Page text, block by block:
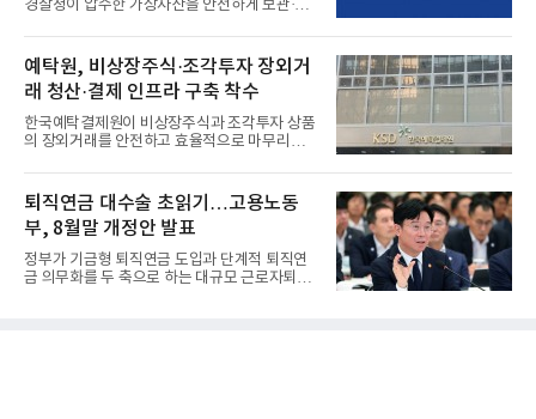
경찰청이 압수한 가상자산을 안전하게 보관·관
예탁원, 비상장주식·조각투자 장외거
래 청산·결제 인프라 구축 착수
한국예탁결제원이 비상장주식과 조각투자 상품
의 장외거래를 안전하고 효율적으로 마무리하기
퇴직연금 대수술 초읽기…고용노동
부, 8월말 개정안 발표
정부가 기금형 퇴직연금 도입과 단계적 퇴직연
금 의무화를 두 축으로 하는 대규모 근로자퇴직